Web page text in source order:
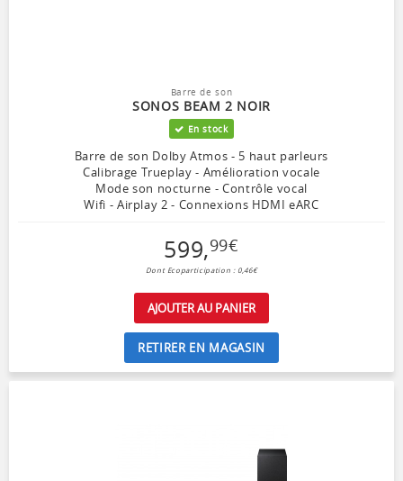
Barre de son
SONOS BEAM 2 NOIR
En stock
Barre de son Dolby Atmos - 5 haut parleurs
Calibrage Trueplay - Amélioration vocale
Mode son nocturne - Contrôle vocal
Wifi - Airplay 2 - Connexions HDMI eARC
599,99€
Dont Ecoparticipation : 0,46€
AJOUTER AU PANIER
RETIRER EN MAGASIN